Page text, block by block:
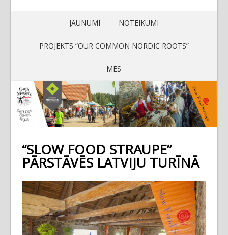
JAUNUMI NOTEIKUMI
PROJEKTS “OUR COMMON NORDIC ROOTS”
MĒS
“SLOW FOOD STRAUPE”
PĀRSTĀVĒS LATVIJU TURĪNĀ